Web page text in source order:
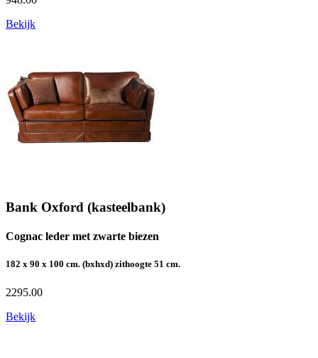
Bekijk
Bank Oxford (kasteelbank)
Cognac leder met zwarte biezen
182 x 90 x 100 cm. (bxhxd) zithoogte 51 cm.
2295.00
Bekijk